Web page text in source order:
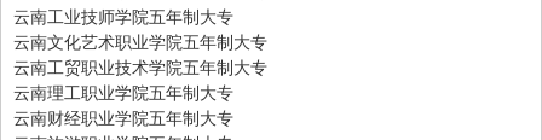
云南工业技师学院五年制大专
云南文化艺术职业学院五年制大专
云南工贸职业技术学院五年制大专
云南理工职业学院五年制大专
云南财经职业学院五年制大专